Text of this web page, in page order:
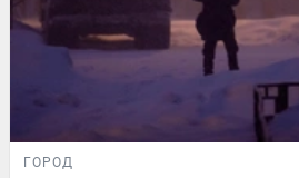
ГОРОД